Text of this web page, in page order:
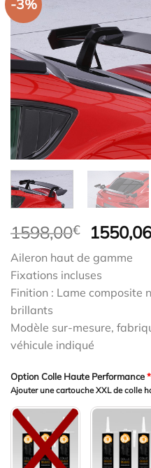
-3%
1598,00€
Le
initial
était :
Aileron haut de gamme
Fixations incluses
Finition : Lame composite
brillants
Modèle sur-mesure,
véhicule indiqué
Option Colle Haute Performance*
Ajouter une cartouche XXL de colle